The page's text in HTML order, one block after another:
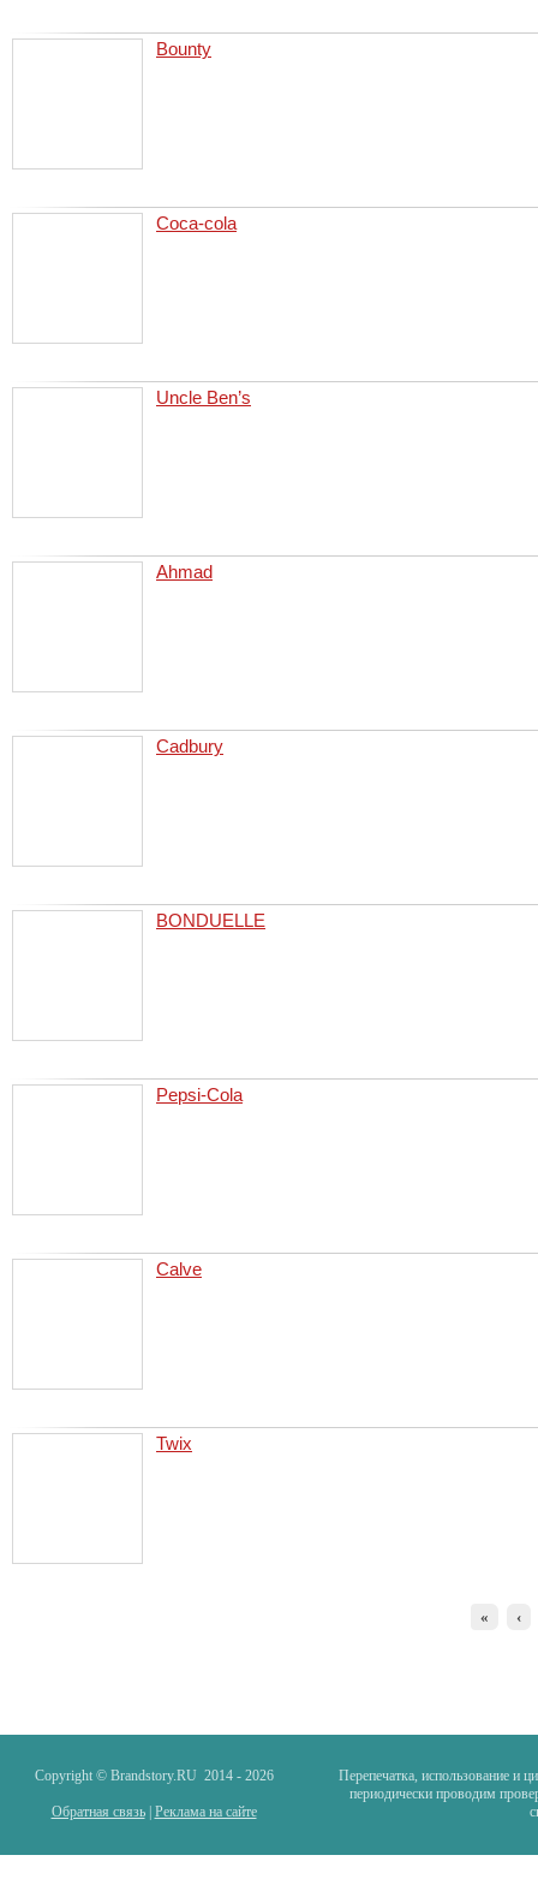
Bounty
Сoca-cola
Uncle Ben’s
Ahmad
Cadbury
BONDUELLE
Pepsi-Cola
Calve
Twix
« ‹
Copyright © Brandstory.RU 2014 - 2026
Обратная связь| Реклама на сайте
Перепечатка, использование и
периодически проводим